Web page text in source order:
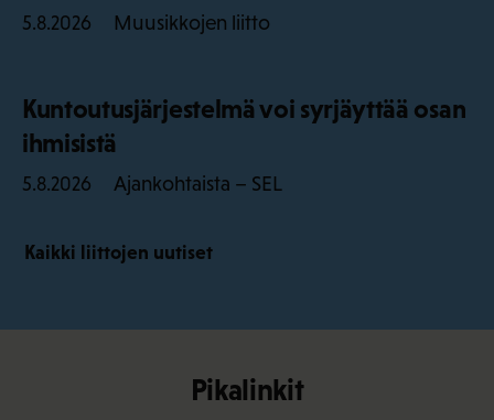
5.8.2026 Muusikkojen liitto
Kuntoutusjärjestelmä voi syrjäyttää osan
ihmisistä
5.8.2026 Ajankohtaista – SEL
Kaikki liittojen uutiset
Pikalinkit